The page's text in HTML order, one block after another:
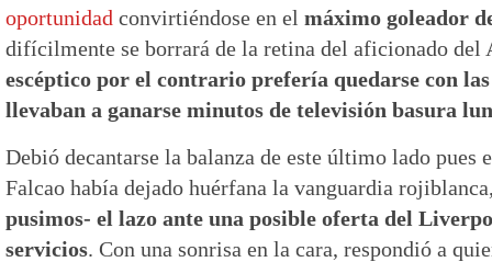
oportunidad convirtiéndose en el máximo goleador
difícilmente se borrará de la retina del aficionado
escéptico por el contrario prefería quedarse con
llevaban a ganarse minutos de televisión basura
Debió decantarse la balanza de este último lado pues
Falcao había dejado huérfana la vanguardia
pusimos- el lazo ante una posible oferta del
servicios. Con una sonrisa en la cara, respondió a